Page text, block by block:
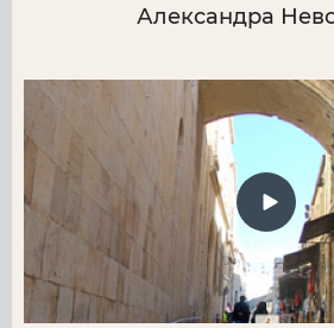
Александра